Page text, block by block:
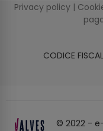
Privacy policy |
CODICE
© 2022 -